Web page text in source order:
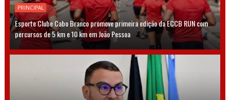
PRINCIPAL
Esporte Clube Cabo Branco promove primeira edição da ECCB RUN com
percursos de 5 km e 10 km em João Pessoa